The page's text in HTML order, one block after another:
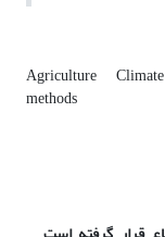
Agriculture
methods